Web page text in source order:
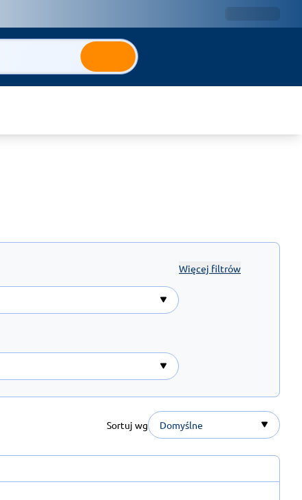
Więcej filtrów
Sortuj wg Domyślne